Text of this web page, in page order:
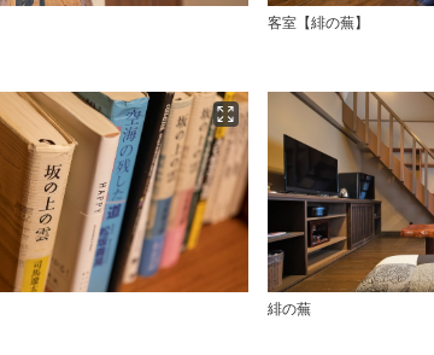
客室【緋の蕪】
緋の蕪